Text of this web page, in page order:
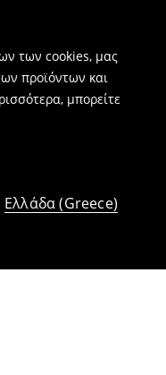
των cookies, μας
προϊόντων και
μπορείτε
Ελλάδα (Greece)